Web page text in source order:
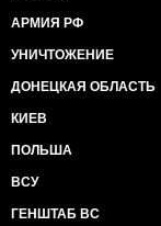
АРМИЯ РФ
УНИЧТОЖЕНИЕ
ДОНЕЦКАЯ ОБЛАСТЬ
КИЕВ
ПОЛЬША
ВСУ
ГЕНШТАБ ВС